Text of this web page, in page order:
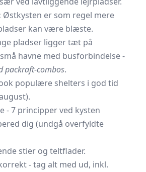
Østkysten er som regel mere
kan være blæste.
pladser ligger tæt på
havne med busforbindelse -
packraft-combos.
populære shelters i god tid
- 7 principper ved kysten
dig (undgå overfyldte
stier og teltflader.
- tag alt med ud, inkl.